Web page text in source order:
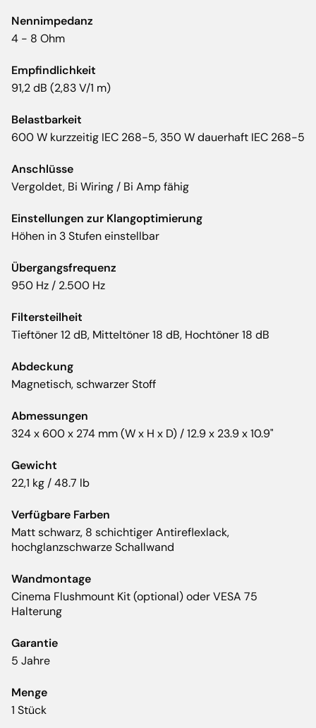
Nennimpedanz
4 - 8 Ohm
Empfindlichkeit
91,2 dB (2,83 V/1 m)
Belastbarkeit
600 W kurzzeitig IEC 268-5, 350 W dauerhaft IEC 268-5
Anschlüsse
Vergoldet, Bi Wiring / Bi Amp fähig
Einstellungen zur Klangoptimierung
Höhen in 3 Stufen einstellbar
Übergangsfrequenz
950 Hz / 2.500 Hz
Filtersteilheit
Tieftöner 12 dB, Mitteltöner 18 dB, Hochtöner 18 dB
Abdeckung
Magnetisch, schwarzer Stoff
Abmessungen
324 x 600 x 274 mm (W x H x D) / 12.9 x 23.9 x 10.9"
Gewicht
22,1 kg / 48.7 lb
Verfügbare Farben
Matt schwarz, 8 schichtiger Antireflexlack,
hochglanzschwarze Schallwand
Wandmontage
Cinema Flushmount Kit (optional) oder VESA 75
Halterung
Garantie
5 Jahre
Menge
1 Stück